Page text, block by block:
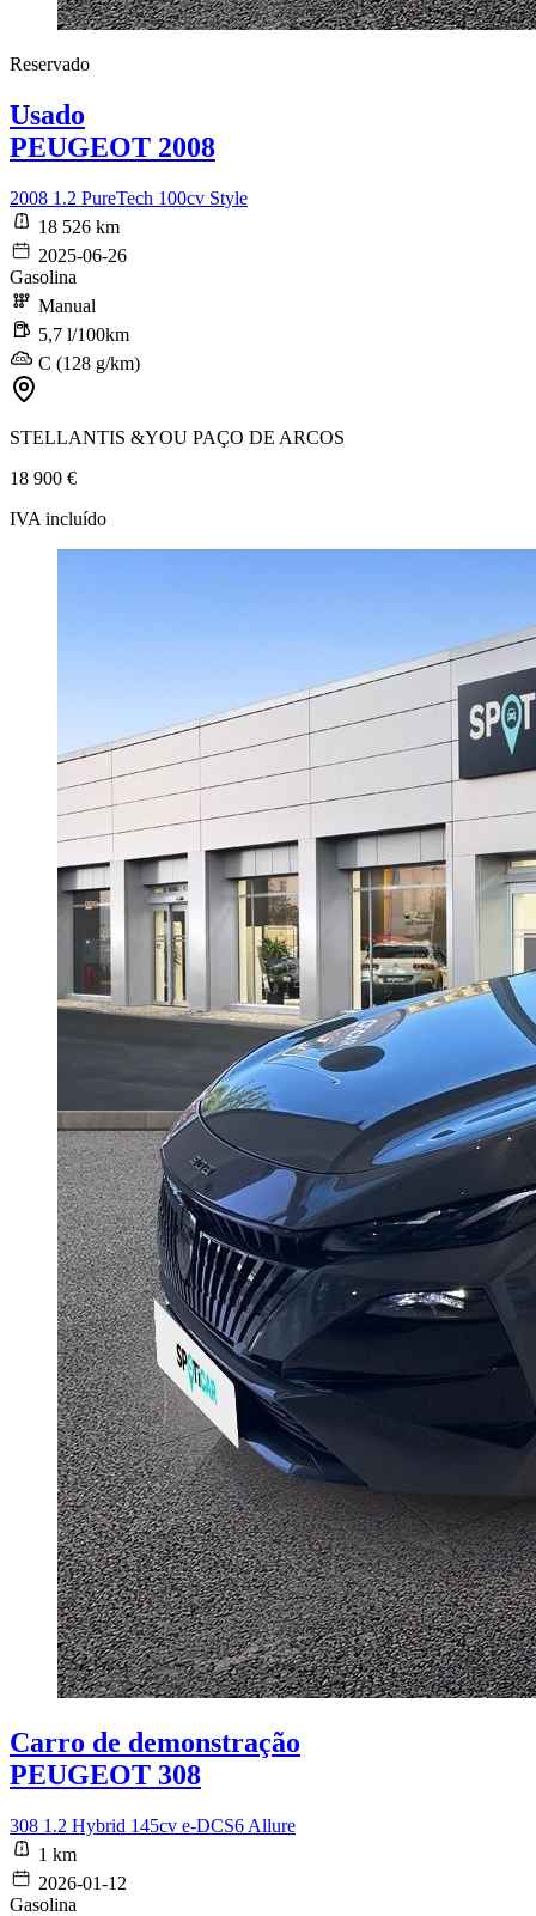
Reservado
Usado
PEUGEOT 2008
2008 1.2 PureTech 100cv Style
18 526 km
2025-06-26
Gasolina
Manual
5,7 l/100km
C (128 g/km)
STELLANTIS &YOU PAÇO DE ARCOS
18 900 €
IVA incluído
Carro de demonstração
PEUGEOT 308
308 1.2 Hybrid 145cv e-DCS6 Allure
1 km
2026-01-12
Gasolina